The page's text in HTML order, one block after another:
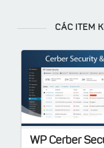
CÁC ITEM
WP Cerber